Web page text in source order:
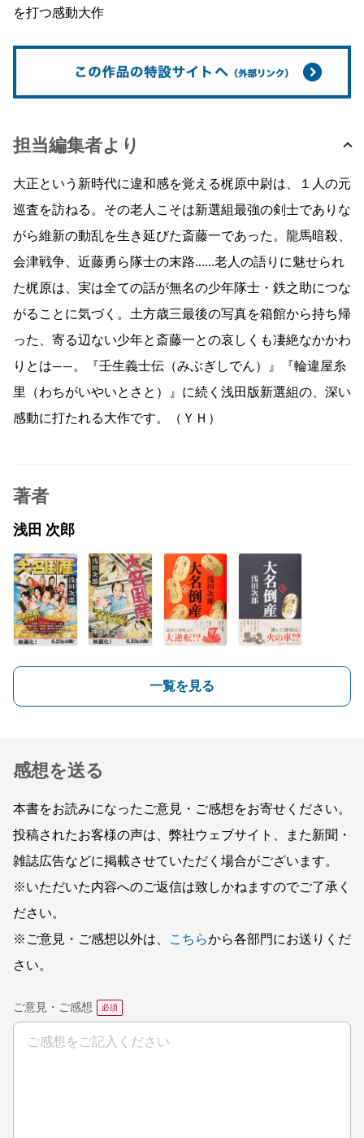
を打つ感動大作
担当編集者より
大正という新時代に違和感を覚える梶原中尉は、１人の元
巡査を訪ねる。その老人こそは新選組最強の剣士でありな
がら維新の動乱を生き延びた斎藤一であった。龍馬暗殺、
会津戦争、近藤勇ら隊士の末路……老人の語りに魅せられ
た梶原は、実は全ての話が無名の少年隊士・鉄之助につな
がることに気づく。土方歳三最後の写真を箱館から持ち帰
った、寄る辺ない少年と斎藤一との哀しくも凄絶なかかわ
りとは——。『壬生義士伝（みぶぎしでん）』『輪違屋糸
里（わちがいやいとさと）』に続く浅田版新選組の、深い
感動に打たれる大作です。（ＹＨ）
著者
浅田 次郎
一覧を見る
感想を送る
本書をお読みになったご意見・ご感想をお寄せください。
投稿されたお客様の声は、弊社ウェブサイト、また新聞・
雑誌広告などに掲載させていただく場合がございます。
※いただいた内容へのご返信は致しかねますのでご了承く
ださい。
※ご意見・ご感想以外は、
こちらから各部門にお送りくだ
さい。
ご意見・ご感想